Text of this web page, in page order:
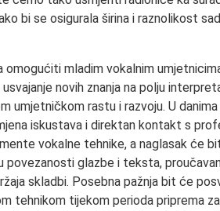
bi se osigurala širina i raznolikost
omogućiti mladim vokalnim
novih znanja na polju
umjetničkom rastu i razvoju. U
iskustava i direktan kontakt s
vokalne tehnike, a naglasak će
povezanosti glazbe i teksta,
skladbi. Posebna pažnja bit će
tehnikom tijekom perioda priprema